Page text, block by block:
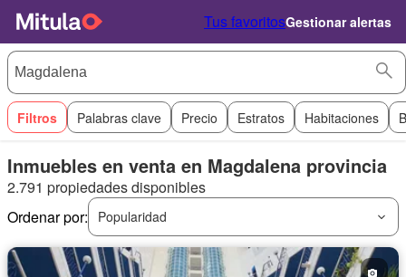
Tus favoritosGestionar alertas
Filtros Palabras clave Precio Estratos Habitaciones
Inmuebles en venta en Magdalena provincia
2.791 propiedades disponibles
Ordenar por:
Popularidad